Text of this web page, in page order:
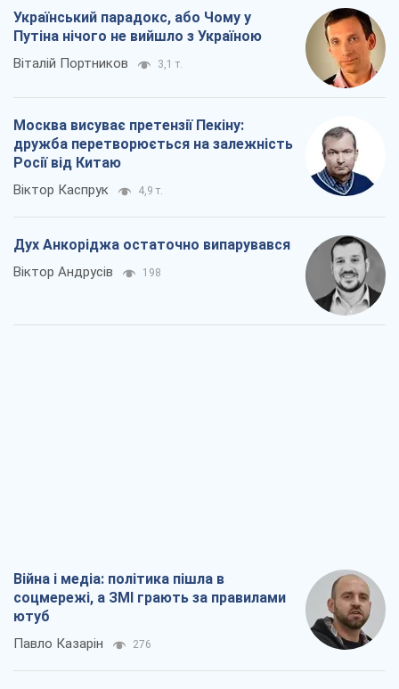
Український парадокс, або Чому у
Путіна нічого не вийшло з Україною
Віталій Портников 3,1 т.
Москва висуває претензії Пекіну:
дружба перетворюється на залежність
Росії від Китаю
Віктор Каспрук 4,9 т.
Дух Анкоріджа остаточно випарувався
Віктор Андрусів 198
Війна і медіа: політика пішла в
соцмережі, а ЗМІ грають за правилами
ютуб
Павло Казарін 276